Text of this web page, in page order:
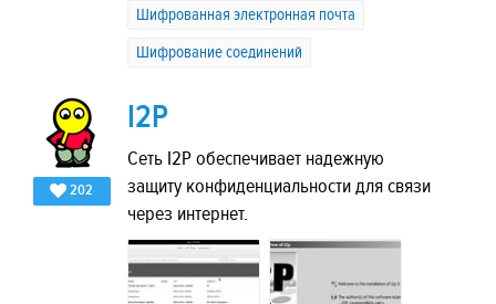
Шифрованная электронная почта
Шифрование соединений
202
I2P
Сеть I2P обеспечивает надежную
защиту конфиденциальности для связи
через интернет.